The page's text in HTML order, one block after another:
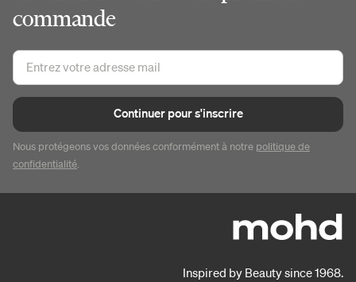
commande
Continuer pour s'inscrire
Nous protégeons vos données conformément à notre politique de
confidentialité.
Inspired by Beauty since 1968.